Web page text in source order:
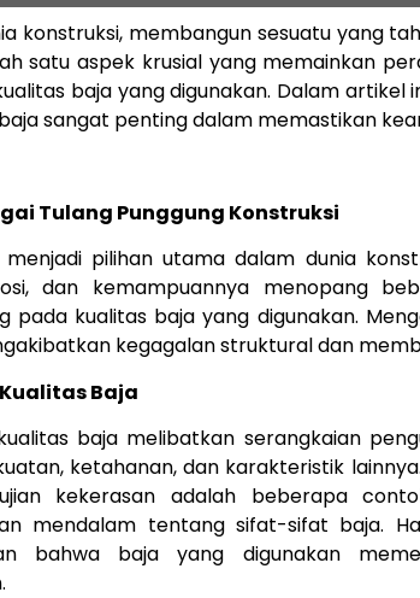
konstruksi, membangun sesuatu yang
satu aspek krusial yang memainkan
baja yang digunakan. Dalam artikel
sangat penting dalam memastikan
Tulang Punggung Konstruksi
pilihan utama dalam dunia
dan kemampuannya menopang
pada kualitas baja yang digunakan.
kegagalan struktural dan
Baja
baja melibatkan serangkaian
ketahanan, dan karakteristik
kekerasan adalah beberapa
mendalam tentang sifat-sifat baja.
bahwa baja yang digunakan